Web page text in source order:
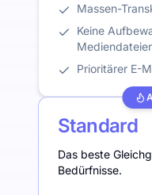
Massen-
Keine
Prioritärer E-
Standard
Das beste
Bedürfnisse.